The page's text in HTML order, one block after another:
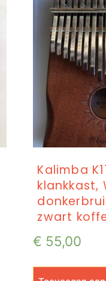
Kalimba
klankkast,
zwart
€ 55,00